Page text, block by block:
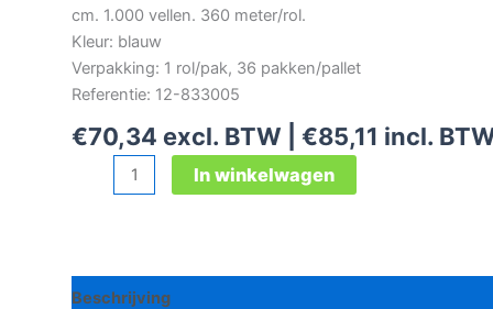
cm. 1.000 vellen. 360 meter/rol.
Kleur: blauw
Verpakking: 1 rol/pak, 36 pakken/pallet
Referentie: 12-833005
€70,34 excl. BTW | €85,11 incl.
poetsrol
In winkelwagen
Beschrijving